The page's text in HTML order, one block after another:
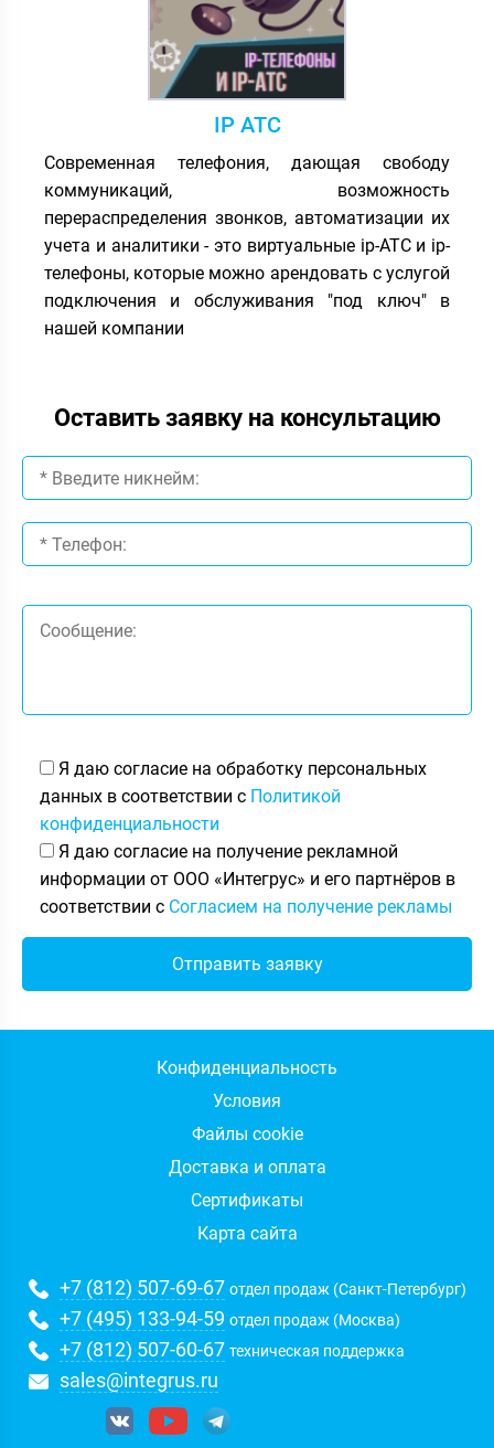
IP АТС
Современная телефония, дающая свободу
коммуникаций, возможность
перераспределения звонков, автоматизации их
учета и аналитики - это виртуальные ip-АТС и ip-
телефоны, которые можно арендовать с услугой
подключения и обслуживания "под ключ" в
нашей компании
Оставить заявку на консультацию
Я даю согласие на обработку персональных
данных в соответствии с Политикой
конфиденциальности
Я даю согласие на получение рекламной
информации от ООО «Интегрус» и его партнёров в
соответствии с Согласием на получение рекламы
Конфиденциальность
Условия
Файлы cookie
Доставка и оплата
Сертификаты
Карта сайта
+7 (812) 507-69-67 отдел продаж (Санкт-Петербург)
+7 (495) 133-94-59 отдел продаж (Москва)
+7 (812) 507-60-67 техническая поддержка
sales@integrus.ru